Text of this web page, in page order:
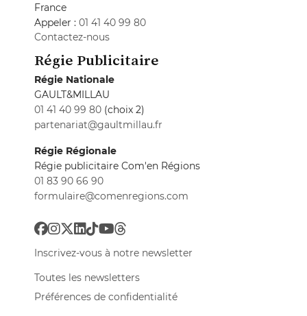
France
Appeler : 01 41 40 99 80
Contactez-nous
Régie Publicitaire
Régie Nationale
GAULT&MILLAU
01 41 40 99 80 (choix 2)
partenariat@gaultmillau.fr
Régie Régionale
Régie publicitaire Com'en Régions
01 83 90 66 90
formulaire@comenregions.com
Inscrivez-vous à notre newsletter
Toutes les newsletters
Préférences de confidentialité